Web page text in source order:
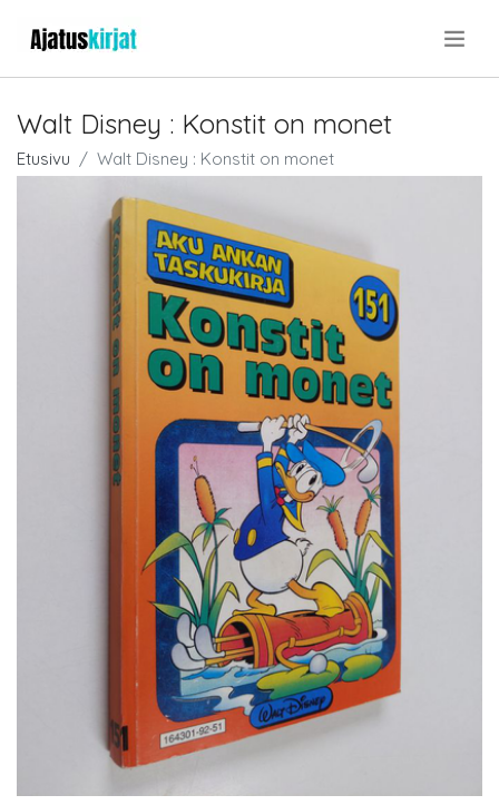
Walt Disney : Konstit on monet
Etusivu Walt Disney : Konstit on monet